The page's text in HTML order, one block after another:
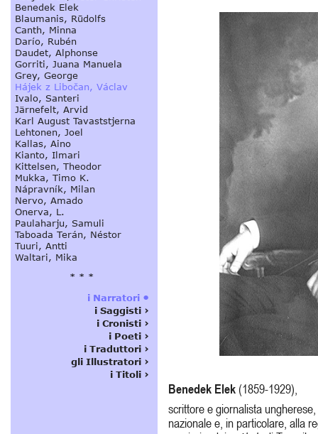
Benedek Elek (1859-1929),
scrittore e giornalista
nazionale e, in particolare, alla